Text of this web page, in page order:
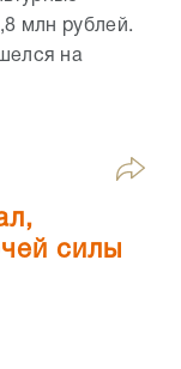
млн рублей.
на
силы